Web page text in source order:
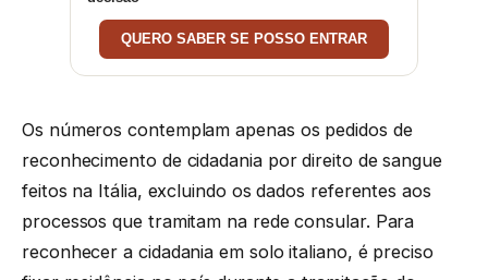
QUERO SABER SE POSSO ENTRAR
Os números contemplam apenas os pedidos de
reconhecimento de cidadania por direito de sangue
feitos na Itália, excluindo os dados referentes aos
processos que tramitam na rede consular. Para
reconhecer a cidadania em solo italiano, é preciso